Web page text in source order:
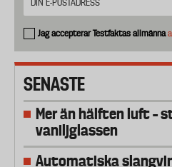
Jag accepterar Testfaktas allmänna
SENASTE
Mer än hälften luft –
vaniljglassen
Automatiska